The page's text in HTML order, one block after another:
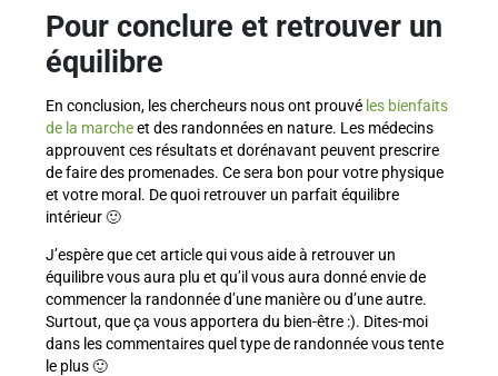
Pour conclure et retrouver un
équilibre
En conclusion, les chercheurs nous ont prouvé les bienfaits
de la marcheet des randonnées en nature. Les médecins
approuvent ces résultats et dorénavant peuvent prescrire
de faire des promenades. Ce sera bon pour votre physique
et votre moral. De quoi retrouver un parfait équilibre
intérieur 🙂
J’espère que cet article qui vous aide à retrouver un
équilibre vous aura plu et qu’il vous aura donné envie de
commencer la randonnée d’une manière ou d’une autre.
Surtout, que ça vous apportera du bien-être :). Dites-moi
dans les commentaires quel type de randonnée vous tente
le plus 🙂